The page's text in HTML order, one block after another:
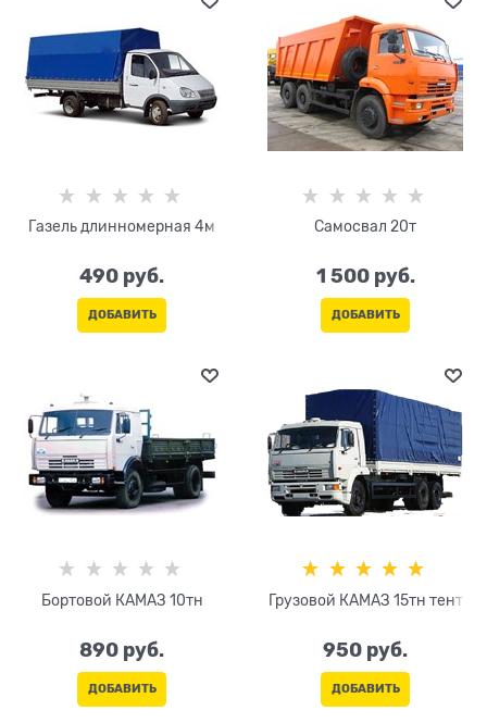
Газель длинномерная 4м
490 руб.
ДОБАВИТЬ
Самосвал 20т
1 500 руб.
ДОБАВИТЬ
Бортовой КАМАЗ 10тн
890 руб.
ДОБАВИТЬ
Грузовой КАМАЗ 15тн тент
950 руб.
ДОБАВИТЬ